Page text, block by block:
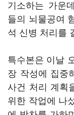
기소하는 가운
들의 뇌물공여
석 신병 처리를
특수본은 이날
장 작성에 집중
사건 처리 계획
위한 작업에 나